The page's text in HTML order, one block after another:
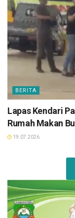
BERITA
Lapas Kendari
Rumah Makan
19.07.2026